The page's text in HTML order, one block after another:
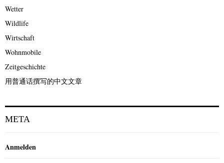
Wetter
Wildlife
Wirtschaft
Wohnmobile
Zeitgeschichte
用普通话撰写的中文文章
META
Anmelden